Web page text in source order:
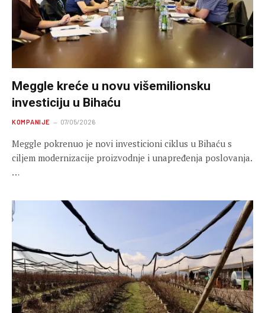
Meggle kreće u novu višemilionsku
investiciju u Bihaću
KOMPANIJE 07/05/2026
Meggle pokrenuo je novi investicioni ciklus u Bihaću s
ciljem modernizacije proizvodnje i unapređenja poslovanja.
…